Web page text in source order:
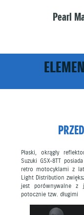
Pearl
Płaski, okrągły
Suzuki GSX-8TT
retro motocyklami z
Light Distribution
jest porównywalne z
potocznie tzw. długimi